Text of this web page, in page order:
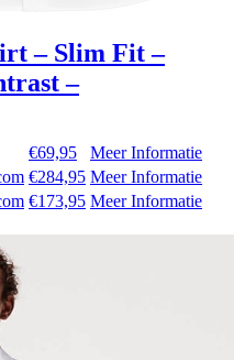
– Slim Fit –
–
€69,95
Meer Informatie
€284,95 Meer Informatie
€173,95 Meer Informatie